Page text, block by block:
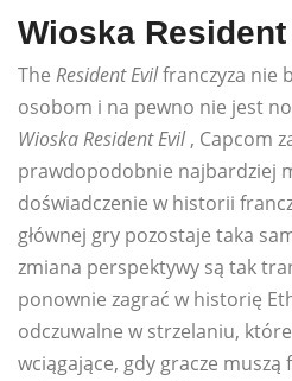
Wioska
The Resident Evilfranczyza nie
osobom i na pewno nie jest
Wioska Resident Evil, Capcom
prawdopodobnie najbardziej
doświadczenie w historii
głównej gry pozostaje taka
zmiana perspektywy są tak
ponownie zagrać w historię
odczuwalne w strzelaniu,
wciągające, gdy gracze muszą